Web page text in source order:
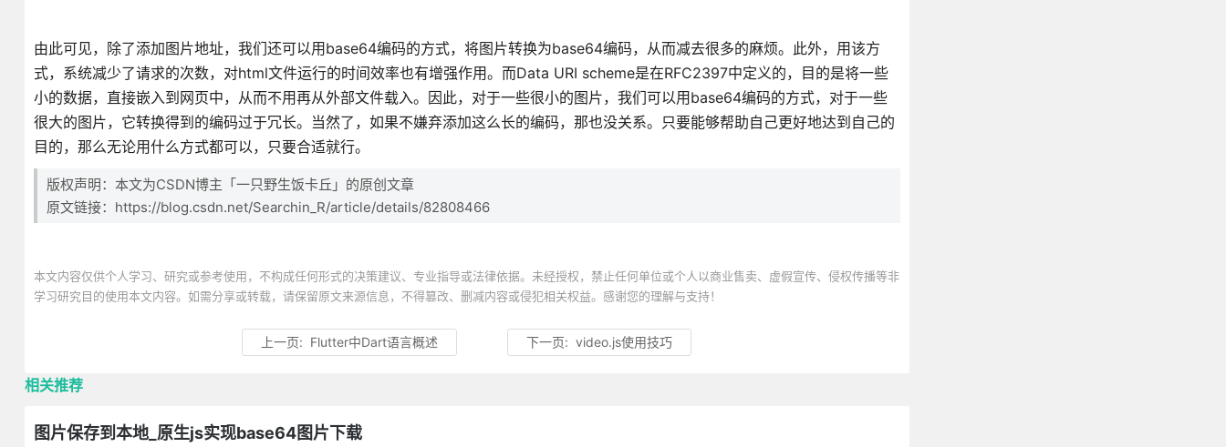
由此可见，除了添加图片地址，我们还可以用base64编码的方式，将图片转换为base64编码，从而减去很多的麻烦。此外，用该方
式，系统减少了请求的次数，对html文件运行的时间效率也有增强作用。而Data URI scheme是在RFC2397中定义的，目的是将一些
小的数据，直接嵌入到网页中，从而不用再从外部文件载入。因此，对于一些很小的图片，我们可以用base64编码的方式，对于一些
很大的图片，它转换得到的编码过于冗长。当然了，如果不嫌弃添加这么长的编码，那也没关系。只要能够帮助自己更好地达到自己的
目的，那么无论用什么方式都可以，只要合适就行。
版权声明：本文为CSDN博主「一只野生饭卡丘」的原创文章
原文链接：https://blog.csdn.net/Searchin_R/article/details/82808466
本文内容仅供个人学习、研究或参考使用，不构成任何形式的决策建议、专业指导或法律依据。未经授权，禁止任何单位或个人以商业售卖、虚假宣传、侵权传播等非
学习研究目的使用本文内容。如需分享或转载，请保留原文来源信息，不得篡改、删减内容或侵犯相关权益。感谢您的理解与支持！
上一页: Flutter中Dart语言概述 下一页:video.js使用技巧
相关推荐
图片保存到本地_原生js实现base64图片下载